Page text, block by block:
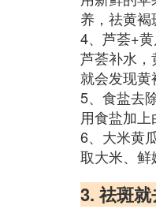
养，祛黄褐
4、芦荟+
芦荟补水
就会发现黄
5、食盐去
用食盐加
6、大米黄
取大米、鲜
3. 祛斑